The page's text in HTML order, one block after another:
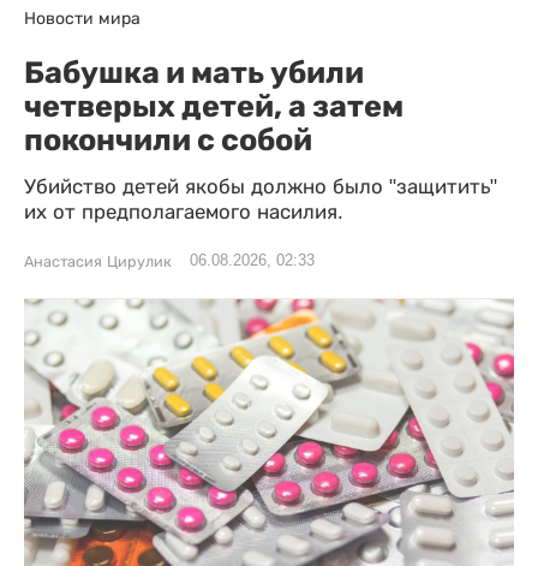
Новости мира
Бабушка и мать убили
четверых детей, а затем
покончили с собой
Убийство детей якобы должно было "защитить"
их от предполагаемого насилия.
Анастасия Цирулик 06.08.2026, 02:33